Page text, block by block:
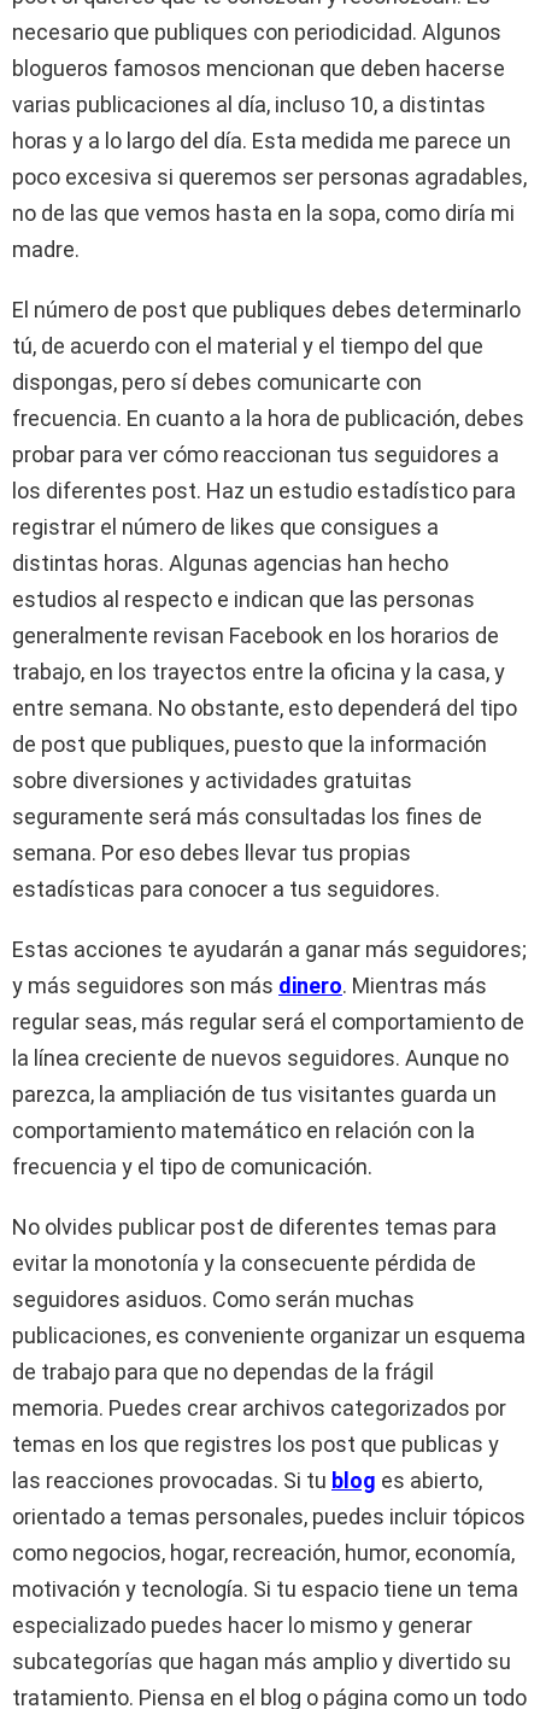
necesario que publiques con periodicidad. Algunos
blogueros famosos mencionan que deben hacerse
varias publicaciones al día, incluso 10, a distintas
horas y a lo largo del día. Esta medida me parece un
poco excesiva si queremos ser personas agradables,
no de las que vemos hasta en la sopa, como diría mi
madre.
El número de post que publiques debes determinarlo
tú, de acuerdo con el material y el tiempo del que
dispongas, pero sí debes comunicarte con
frecuencia. En cuanto a la hora de publicación, debes
probar para ver cómo reaccionan tus seguidores a
los diferentes post. Haz un estudio estadístico para
registrar el número de likes que consigues a
distintas horas. Algunas agencias han hecho
estudios al respecto e indican que las personas
generalmente revisan Facebook en los horarios de
trabajo, en los trayectos entre la oficina y la casa, y
entre semana. No obstante, esto dependerá del tipo
de post que publiques, puesto que la información
sobre diversiones y actividades gratuitas
seguramente será más consultadas los fines de
semana. Por eso debes llevar tus propias
estadísticas para conocer a tus seguidores.
Estas acciones te ayudarán a ganar más seguidores;
y más seguidores son más dinero. Mientras más
regular seas, más regular será el comportamiento de
la línea creciente de nuevos seguidores. Aunque no
parezca, la ampliación de tus visitantes guarda un
comportamiento matemático en relación con la
frecuencia y el tipo de comunicación.
No olvides publicar post de diferentes temas para
evitar la monotonía y la consecuente pérdida de
seguidores asiduos. Como serán muchas
publicaciones, es conveniente organizar un esquema
de trabajo para que no dependas de la frágil
memoria. Puedes crear archivos categorizados por
temas en los que registres los post que publicas y
las reacciones provocadas. Si tu blog es abierto,
orientado a temas personales, puedes incluir tópicos
como negocios, hogar, recreación, humor, economía,
motivación y tecnología. Si tu espacio tiene un tema
especializado puedes hacer lo mismo y generar
subcategorías que hagan más amplio y divertido su
tratamiento. Piensa en el blog o página como un todo